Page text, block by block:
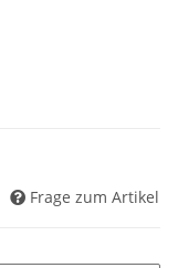
Frage zum Artikel